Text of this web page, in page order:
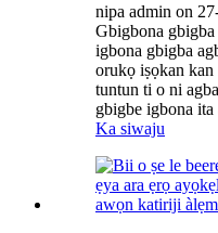
nipa admin on
Gbigbona
igbona gbigba
orukọ iṣọkan
tuntun ti o ni
gbigbe igbona
Ka siwaju